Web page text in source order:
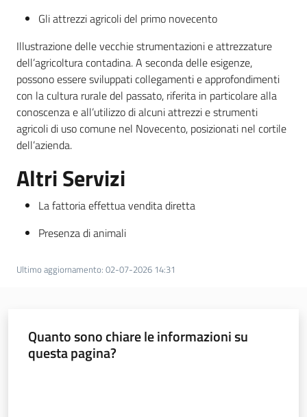
Gli attrezzi agricoli del primo novecento
Illustrazione delle vecchie strumentazioni e attrezzature
dell’agricoltura contadina. A seconda delle esigenze,
possono essere sviluppati collegamenti e approfondimenti
con la cultura rurale del passato, riferita in particolare alla
conoscenza e all’utilizzo di alcuni attrezzi e strumenti
agricoli di uso comune nel Novecento, posizionati nel cortile
dell’azienda.
Altri Servizi
La fattoria effettua vendita diretta
Presenza di animali
Ultimo aggiornamento: 02-07-2026 14:31
Quanto sono chiare le informazioni su
questa pagina?